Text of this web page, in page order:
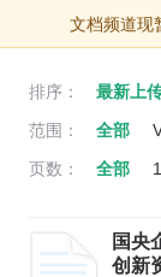
文档频道现
文档
排序： 最新上
范围：
全部
页数：
全部
国央
创新